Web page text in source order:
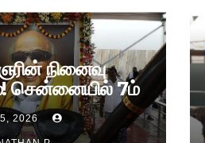
நினைவு
சென்னையில் 7ம்
அமைதிப் பேரணி!
2026